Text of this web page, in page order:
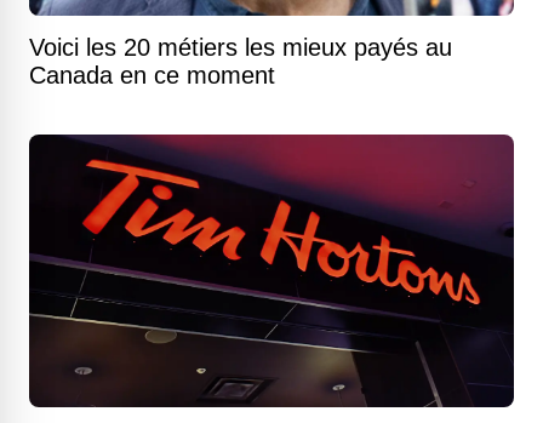
Voici les 20 métiers les mieux payés au
Canada en ce moment